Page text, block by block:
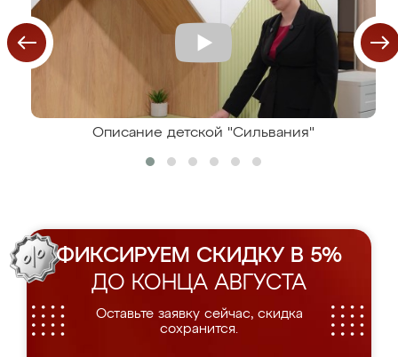
Описание детской "Сильвания"
ФИКСИРУЕМ СКИДКУ В 5%
ДО КОНЦА АВГУСТА
Оставьте заявку сейчас, скидка
сохранится.